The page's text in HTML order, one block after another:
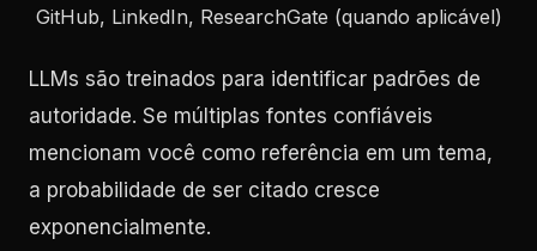
GitHub, LinkedIn, ResearchGate (quando aplicável)
LLMs são treinados para identificar padrões de
autoridade. Se múltiplas fontes confiáveis
mencionam você como referência em um tema,
a probabilidade de ser citado cresce
exponencialmente.